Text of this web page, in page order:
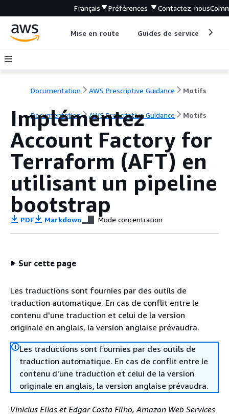
Français Préférences Contactez-nous
Mise en route Guides de service
Documentation AWS Prescriptive Guidance Motifs
Documentation AWS Prescriptive Guidance Motifs
Implémentez
Account Factory for
Terraform (AFT) en
utilisant un pipeline
bootstrap
PDF Markdown Mode concentration
Sur cette page
Les traductions sont fournies par des outils de
traduction automatique. En cas de conflit entre le
contenu d'une traduction et celui de la version
originale en anglais, la version anglaise prévaudra.
Les traductions sont fournies par des outils de
traduction automatique. En cas de conflit entre le
contenu d'une traduction et celui de la version
originale en anglais, la version anglaise prévaudra.
Vinicius Elias et Edgar Costa Filho, Amazon Web Services